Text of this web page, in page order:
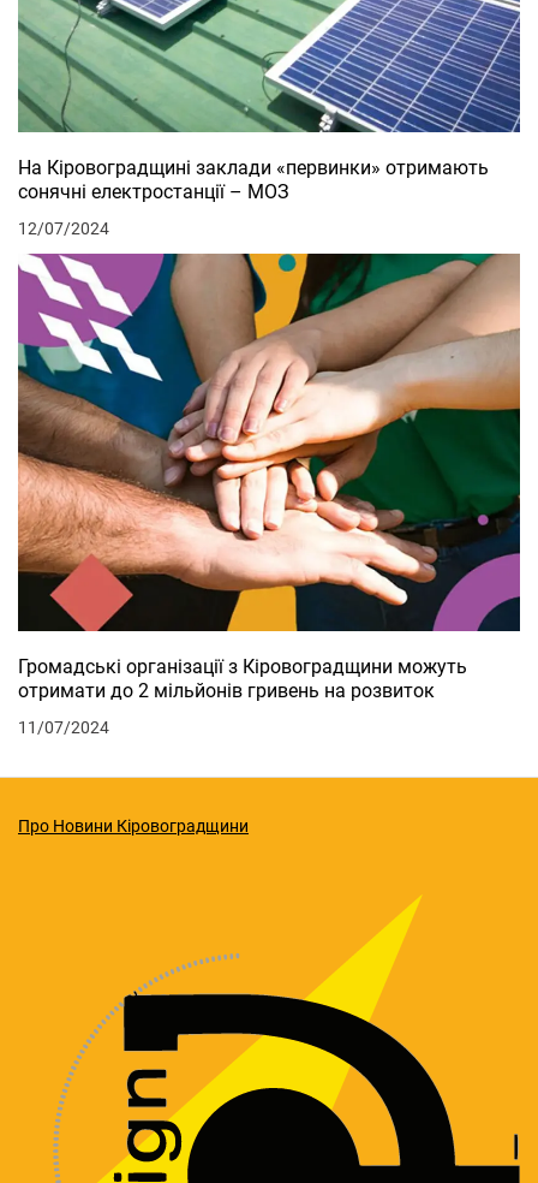
На Кіровоградщині заклади «первинки» отримають
сонячні електростанції – МОЗ
12/07/2024
Громадські організації з Кіровоградщини можуть
отримати до 2 мільйонів гривень на розвиток
11/07/2024
Про Новини Кіровоградщини